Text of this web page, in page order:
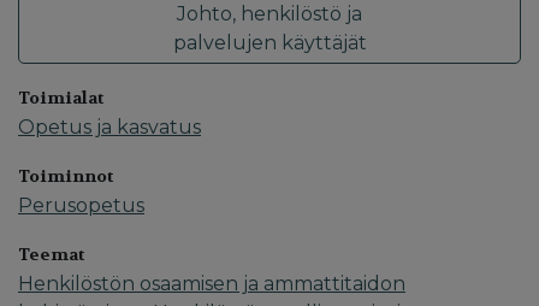
Johto, henkilöstö ja
palvelujen käyttäjät
Toimialat
Opetus ja kasvatus
Toiminnot
Perusopetus
Teemat
Henkilöstön osaamisen ja ammattitaidon